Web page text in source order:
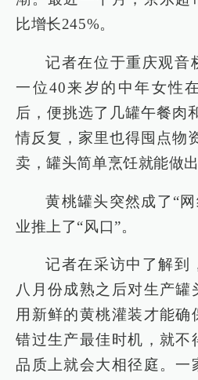
比增长245%。
记者在位于重庆观音
一位40来岁的中年女性
后，便挑选了几罐午餐肉
情反复，家里也得囤点物
卖，罐头简单烹饪就能做
黄桃罐头突然成了“
业推上了“风口”。
记者在采访中了解到
八月份成熟之后对生产罐
用新鲜的黄桃灌装才能确
错过生产最佳时机，就不
品质上就会大相径庭。一